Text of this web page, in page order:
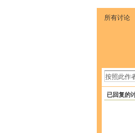
所有讨论
已回复的